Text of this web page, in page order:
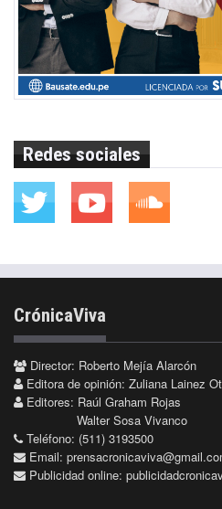
Redes sociales
CrónicaViva
Director: Roberto Mejía Alarcón
Editora de opinión: Zuliana Lainez
Editores: Raúl Graham Rojas
Walter Sosa Vivanco
Teléfono: (511) 3193500
Email:
Publicidad online: